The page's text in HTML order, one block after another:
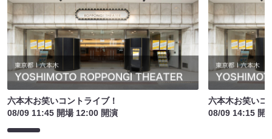
六本木お笑いコントライブ！
08/09 11:45 開場 12:00 開演
六本木お笑いコ
08/09 14:15 開